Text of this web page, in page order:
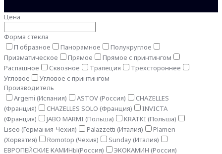
Цена
Форма стекла
П образное
Панорамное
Полукруглое
Призматическое
Прямое
Прямое с принтингом
Распашное
Сквозное Трапеция
Трехстороннее
Угловое
Угловое с принтингом
Производитель
Argemi (Испания)
ASTOV (Россия)
CHAZELLES
(Франция)
CHAZELLES SOLO (Франция)
INVICTA
(Франция)
JABO MARMI (Польша)
KRATKI (Польша)
Liseo (Германия-Чехия)
Palazzetti (Италия)
Plamen
(Хорватия)
Romotop (Чехия)
Sunday (Италия)
ЕВРОПЕЙСКИЕ КАМИНЫ(Россия)
ЭКОКАМИН (Россия)